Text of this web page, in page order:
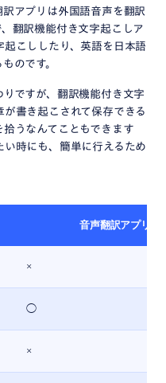
アプリは外国語音声を翻訳
翻訳機能付き文字起こしア
こししたり、英語を日本語
のです。
ですが、翻訳機能付き文字
書き起こされて保存できる
うなんてこともできます
い時にも、簡単に行えるため
音声翻訳アプリ
×
◯
×